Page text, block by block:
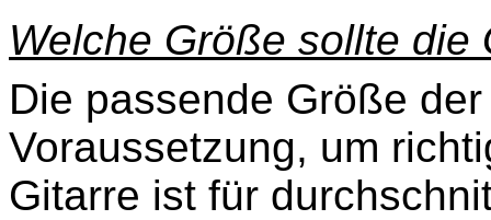
Welche Größe sollte die
Die passende Größe
Voraussetzung, um
Gitarre ist für